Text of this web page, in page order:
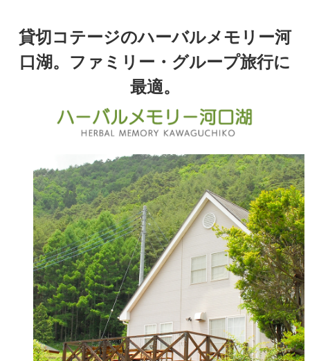
貸切コテージのハーバルメモリー河
口湖。ファミリー・グループ旅行に
最適。
ホームHOME
客 室 ROOMS
アクセス・周辺観光ACCESS/SIGHTSEEING